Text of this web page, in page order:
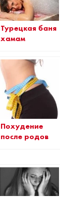
Турецкая баня
хамам
Похудение
после родов